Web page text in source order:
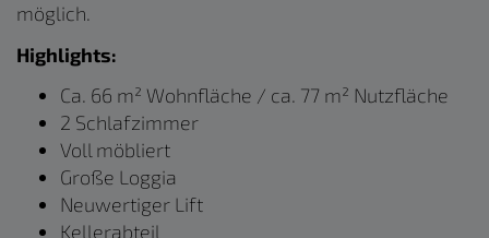
möglich.
Highlights:
Ca. 66 m² Wohnfläche / ca. 77 m² Nutzfläche
2 Schlafzimmer
Voll möbliert
Große Loggia
Neuwertiger Lift
Kellerabteil